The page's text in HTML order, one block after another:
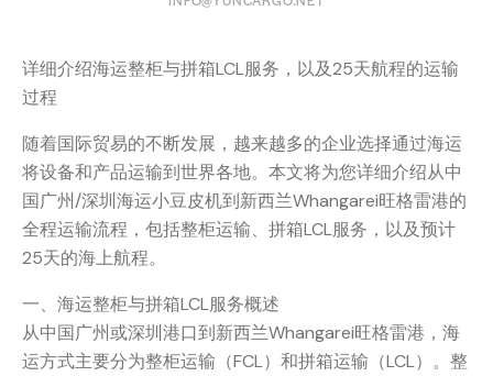
详细介绍海运整柜与拼箱LCL服务，以及25天航程的运输
过程
随着国际贸易的不断发展，越来越多的企业选择通过海运
将设备和产品运输到世界各地。本文将为您详细介绍从中
国广州/深圳海运小豆皮机到新西兰Whangarei旺格雷港的
全程运输流程，包括整柜运输、拼箱LCL服务，以及预计
25天的海上航程。
一、海运整柜与拼箱LCL服务概述
从中国广州或深圳港口到新西兰Whangarei旺格雷港，海
运方式主要分为整柜运输（FCL）和拼箱运输（LCL）。整